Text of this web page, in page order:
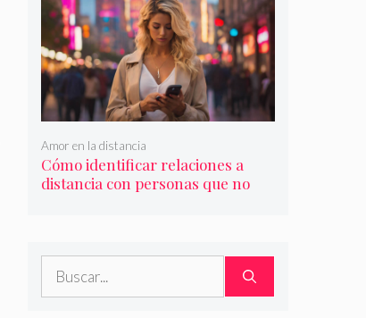
Cómo identificar relaciones a
distancia con personas que no
Amor en la distancia
Buscar: